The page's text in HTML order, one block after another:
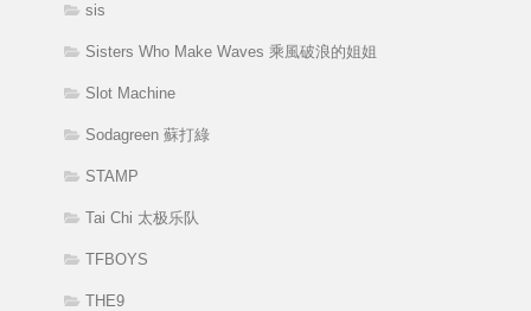
sis
Sisters Who Make Waves 乘風破浪的姐姐
Slot Machine
Sodagreen 蘇打綠
STAMP
Tai Chi 太极乐队
TFBOYS
THE9